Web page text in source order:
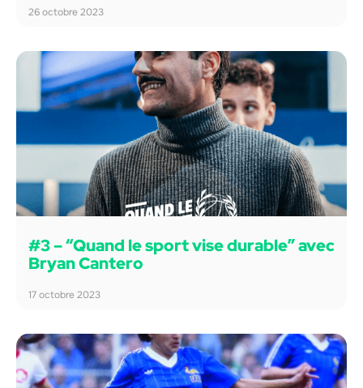
26 octobre 2023
#3 – “Quand le sport vise durable” avec
Bryan Cantero
17 octobre 2023